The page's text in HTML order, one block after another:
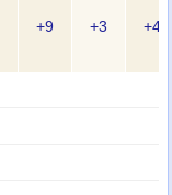
+9 +3 +4